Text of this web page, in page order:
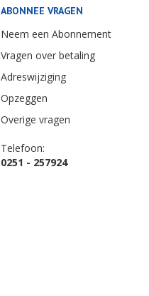
ABONNEE VRAGEN
Neem een Abonnement
Vragen over betaling
Adreswijziging
Opzeggen
Overige vragen
Telefoon:
0251 - 257924